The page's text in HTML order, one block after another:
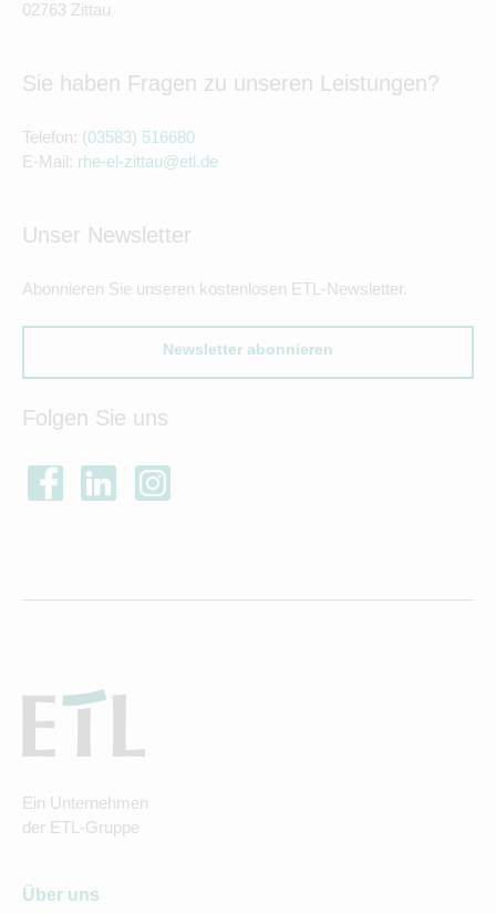
02763 Zittau
Sie haben Fragen zu unseren Leistungen?
Telefon: (03583) 516680
E-Mail: rhe-el-zittau@etl.de
Unser Newsletter
Abonnieren Sie unseren kostenlosen ETL-Newsletter.
Newsletter abonnieren
Folgen Sie uns
Ein Unternehmen
der ETL-Gruppe
Über uns